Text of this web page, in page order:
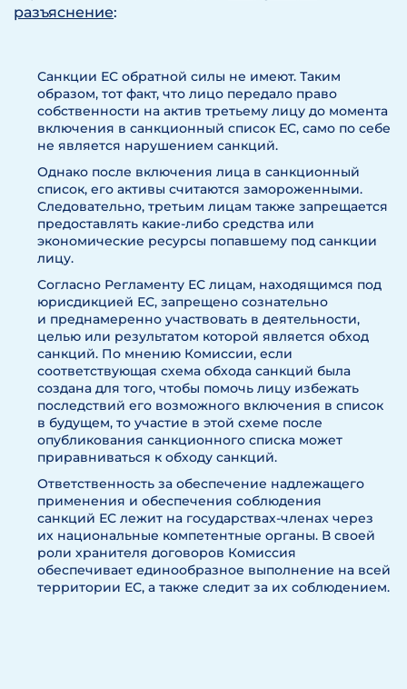
разъяснение:
Санкции ЕС обратной силы не имеют. Таким
образом, тот факт, что лицо передало право
собственности на актив третьему лицу до момента
включения в санкционный список ЕС, само по себе
не является нарушением санкций.
Однако после включения лица в санкционный
список, его активы считаются замороженными.
Следовательно, третьим лицам также запрещается
предоставлять какие-либо средства или
экономические ресурсы попавшему под санкции
лицу.
Согласно Регламенту ЕС лицам, находящимся под
юрисдикцией ЕС, запрещено сознательно
и преднамеренно участвовать в деятельности,
целью или результатом которой является обход
санкций. По мнению Комиссии, если
соответствующая схема обхода санкций была
создана для того, чтобы помочь лицу избежать
последствий его возможного включения в список
в будущем, то участие в этой схеме после
опубликования санкционного списка может
приравниваться к обходу санкций.
Ответственность за обеспечение надлежащего
применения и обеспечения соблюдения
санкций ЕС лежит на государствах-членах через
их национальные компетентные органы. В своей
роли хранителя договоров Комиссия
обеспечивает единообразное выполнение на всей
территории ЕС, а также следит за их соблюдением.